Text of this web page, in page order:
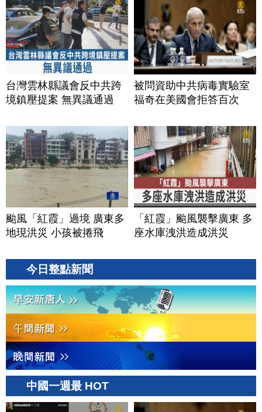
台灣雲林縣議會反中共跨
境鎮壓提案 無異議通過
被問資助中共病毒實驗室
福奇在美國會拒答百次
颱風「紅霞」過境 廣東多
地現洪災 小孩被捲飛
「紅霞」颱風襲擊廣東 多
座水庫洩洪造成洪災
今日整點新聞
中國一週最 HOT